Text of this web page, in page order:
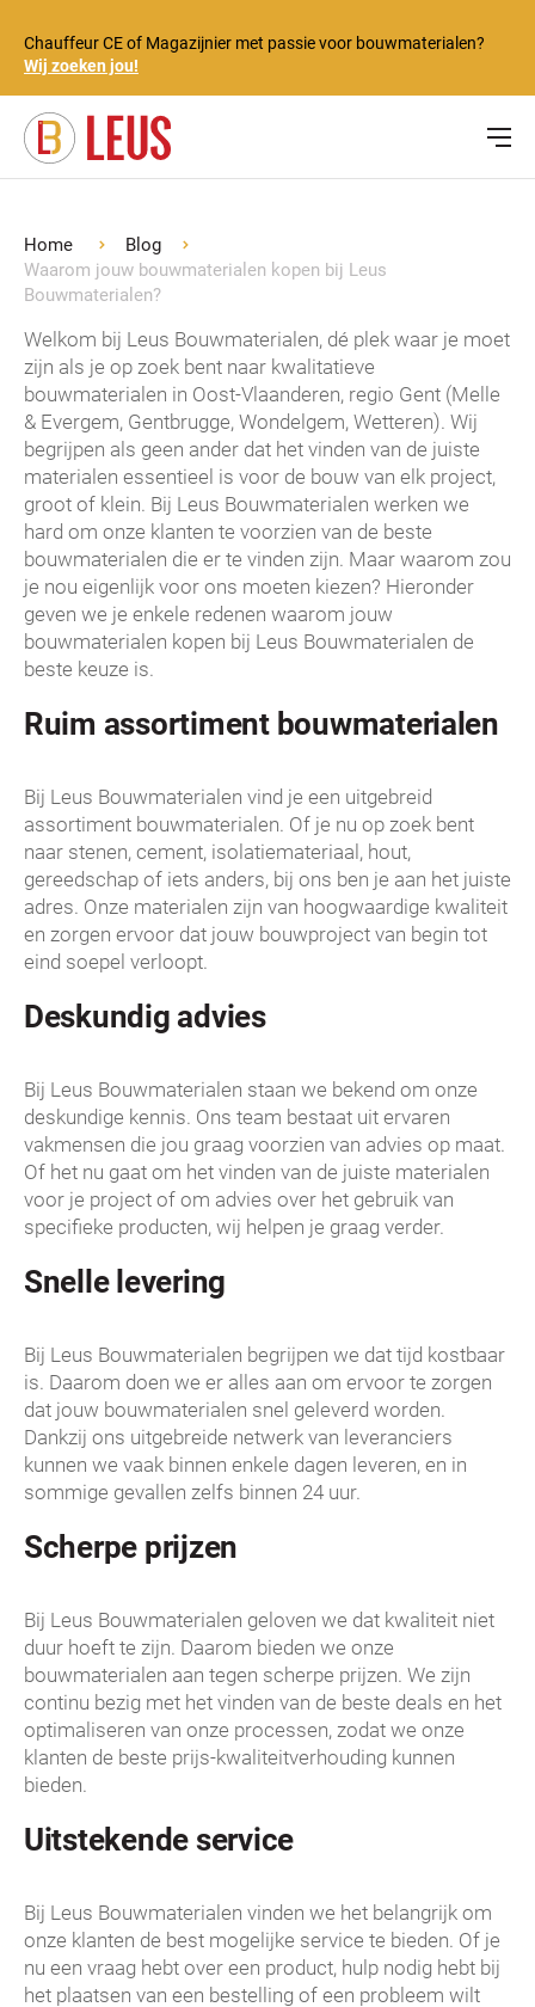
Chauffeur CE of Magazijnier met passie voor bouwmaterialen?
Wij zoeken jou!
Home
Blog
Waarom jouw bouwmaterialen kopen bij Leus
Bouwmaterialen?
Welkom bij Leus Bouwmaterialen, dé plek waar je moet
zijn als je op zoek bent naar kwalitatieve
bouwmaterialen in Oost-Vlaanderen, regio Gent (Melle
& Evergem, Gentbrugge, Wondelgem, Wetteren). Wij
begrijpen als geen ander dat het vinden van de juiste
materialen essentieel is voor de bouw van elk project,
groot of klein. Bij Leus Bouwmaterialen werken we
hard om onze klanten te voorzien van de beste
bouwmaterialen die er te vinden zijn. Maar waarom zou
je nou eigenlijk voor ons moeten kiezen? Hieronder
geven we je enkele redenen waarom jouw
bouwmaterialen kopen bij Leus Bouwmaterialen de
beste keuze is.
Ruim assortiment bouwmaterialen
Bij Leus Bouwmaterialen vind je een uitgebreid
assortiment bouwmaterialen. Of je nu op zoek bent
naar stenen, cement, isolatiemateriaal, hout,
gereedschap of iets anders, bij ons ben je aan het juiste
adres. Onze materialen zijn van hoogwaardige kwaliteit
en zorgen ervoor dat jouw bouwproject van begin tot
eind soepel verloopt.
Deskundig advies
Bij Leus Bouwmaterialen staan we bekend om onze
deskundige kennis. Ons team bestaat uit ervaren
vakmensen die jou graag voorzien van advies op maat.
Of het nu gaat om het vinden van de juiste materialen
voor je project of om advies over het gebruik van
specifieke producten, wij helpen je graag verder.
Snelle levering
Bij Leus Bouwmaterialen begrijpen we dat tijd kostbaar
is. Daarom doen we er alles aan om ervoor te zorgen
dat jouw bouwmaterialen snel geleverd worden.
Dankzij ons uitgebreide netwerk van leveranciers
kunnen we vaak binnen enkele dagen leveren, en in
sommige gevallen zelfs binnen 24 uur.
Scherpe prijzen
Bij Leus Bouwmaterialen geloven we dat kwaliteit niet
duur hoeft te zijn. Daarom bieden we onze
bouwmaterialen aan tegen scherpe prijzen. We zijn
continu bezig met het vinden van de beste deals en het
optimaliseren van onze processen, zodat we onze
klanten de beste prijs-kwaliteitverhouding kunnen
bieden.
Uitstekende service
Bij Leus Bouwmaterialen vinden we het belangrijk om
onze klanten de best mogelijke service te bieden. Of je
nu een vraag hebt over een product, hulp nodig hebt bij
het plaatsen van een bestelling of een probleem wilt